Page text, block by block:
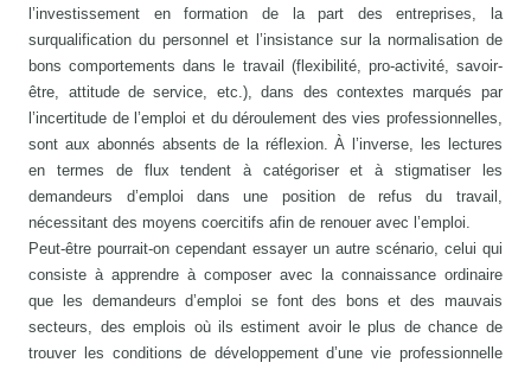
l’investissement en formation de la part des entreprises, la
surqualification du personnel et l’insistance sur la normalisation de
bons comportements dans le travail (flexibilité, pro-activité, savoir-
être, attitude de service, etc.), dans des contextes marqués par
l’incertitude de l’emploi et du déroulement des vies professionnelles,
sont aux abonnés absents de la réflexion. À l’inverse, les lectures
en termes de flux tendent à catégoriser et à stigmatiser les
demandeurs d’emploi dans une position de refus du travail,
nécessitant des moyens coercitifs afin de renouer avec l’emploi.
Peut-être pourrait-on cependant essayer un autre scénario, celui qui
consiste à apprendre à composer avec la connaissance ordinaire
que les demandeurs d’emploi se font des bons et des mauvais
secteurs, des emplois où ils estiment avoir le plus de chance de
trouver les conditions de développement d’une vie professionnelle